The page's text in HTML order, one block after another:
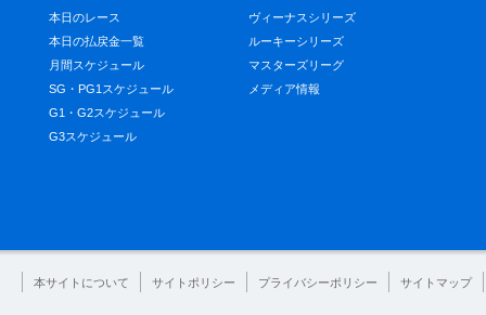
本日のレース
本日の払戻金一覧
月間スケジュール
SG・PG1スケジュール
G1・G2スケジュール
G3スケジュール
ヴィーナスシリーズ
ルーキーシリーズ
マスターズリーグ
メディア情報
本サイトについて サイトポリシー プライバシーポリシー サイトマップ